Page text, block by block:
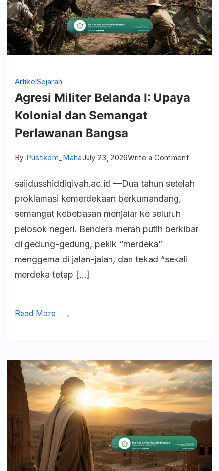
ArtikelSejarah
Agresi Militer Belanda I: Upaya
Kolonial dan Semangat
Perlawanan Bangsa
By Pustikom_MahaJuly 23, 2026Write a Commenton
Militer
Upaya
saiidusshiddiqiyah.ac.id —Dua tahun setelah
proklamasi kemerdekaan berkumandang,
semangat kebebasan menjalar ke seluruh
pelosok negeri. Bendera merah putih berkibar
di gedung-gedung, pekik “merdeka”
menggema di jalan-jalan, dan tekad “sekali
merdeka tetap […]
Read More